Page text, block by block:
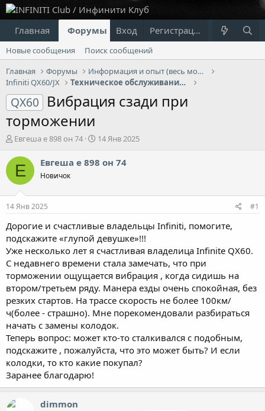
Главная Форумы Что нового?
Вход Регистрация
Новые сообщения
Поиск сообщений
Главная
Форумы
Информация и опыт (весь модельный ряд Infiniti)
Infiniti QX60/JX
Техническое обслуживание и ремонт Infiniti QX60/JX
QX60 Вибрация сзади при
торможении
А
т
о
р
е
м
ы
Евгеша е 898 он 74
Д
т
л
14 Янв 2025
Е Евгеша е 898 он 74
Новичок
14 Янв 2025 #1
Дорогие и счастливые владельцы Infiniti, помогите,
подскажите «глупой девушке»!!!
Уже несколько лет я счастливая владелица Infinite QX60.
С недавнего времени стала замечать, что при
торможении ощущается вибрация , когда сидишь на
втором/третьем ряду. Манера езды очень спокойная, без
резких стартов. На трассе скорость не более 100км/
ч(более - страшно). Мне порекомендовали разбираться
начать с замены колодок.
Теперь вопрос: может кто-то сталкивался с подобным,
подскажите , пожалуйста, что это может быть? И если
колодки, то кто какие покупал?
Заранее благодарю!
dimmon